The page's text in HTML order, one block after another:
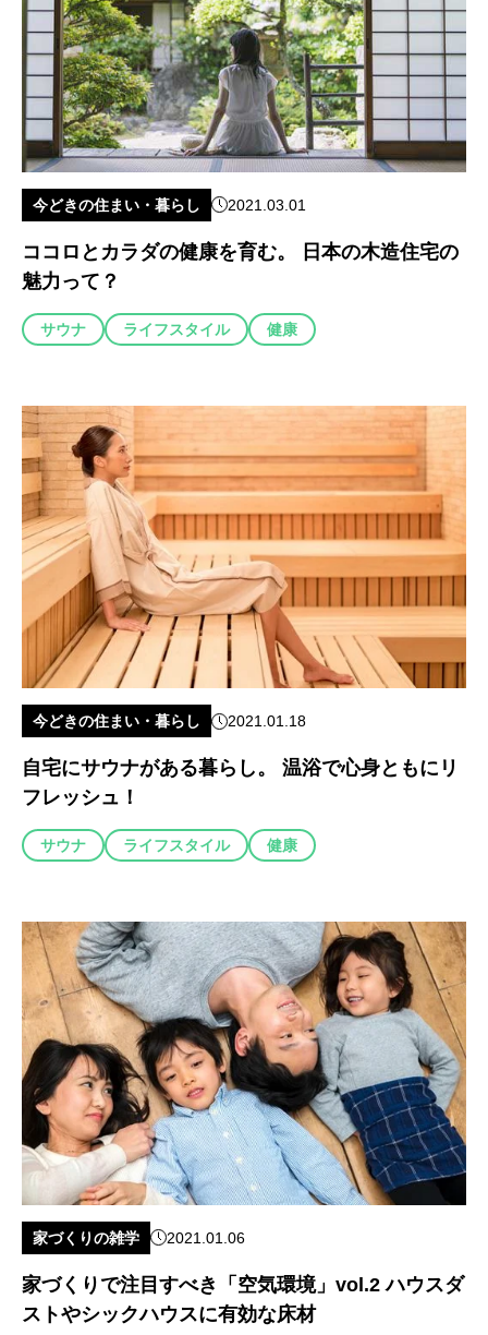
今どきの住まい・暮らし 2021.03.01
ココロとカラダの健康を育む。 日本の木造住宅の
魅力って？
サウナ ライフスタイル 健康
今どきの住まい・暮らし 2021.01.18
自宅にサウナがある暮らし。 温浴で心身ともにリ
フレッシュ！
サウナ ライフスタイル 健康
家づくりの雑学 2021.01.06
家づくりで注目すべき「空気環境」vol.2 ハウスダ
ストやシックハウスに有効な床材